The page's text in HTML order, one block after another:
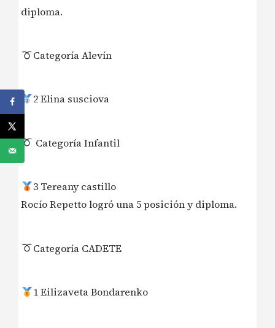
diploma.
Categoría Alevín
2 Elina susciova
Categoría Infantil
3 Tereany castillo
Rocío Repetto logró una 5 posición y diploma.
Categoría CADETE
1 Eilizaveta Bondarenko